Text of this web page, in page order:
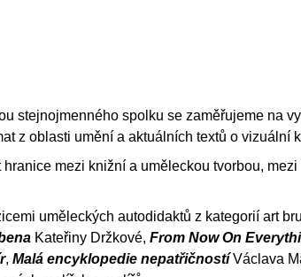
stejnojmenného spolku se zaměřujeme na
z oblasti umění a aktuálních textů o vizuální
mezi knižní a uměleckou tvorbou,
uměleckých autodidaktů z kategorií art
Kateřiny Držkové, From Now On
, Malá encyklopedie nepatřičnostíVáclava
ARTMAT KRABIČKA
ARTMAT KRABIČKA
200 Kč